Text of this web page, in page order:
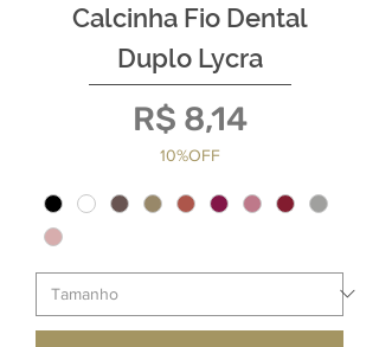
Calcinha Fio Dental
Duplo Lycra
Preço
R$ 8,14
10%OFF